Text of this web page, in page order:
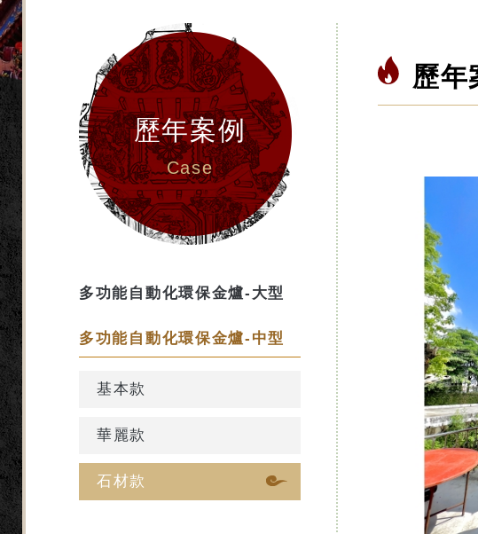
歷年案例
Case
多功能自動化環保金爐-大型
多功能自動化環保金爐-中型
基本款
華麗款
石材款
歷年